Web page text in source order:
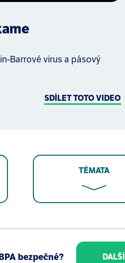
Barrové virus a pásový
SDÍLET TOTO VIDEO
TÉMATA
And Child Health Study
females: baseline
bezpečné? DALŠÍ